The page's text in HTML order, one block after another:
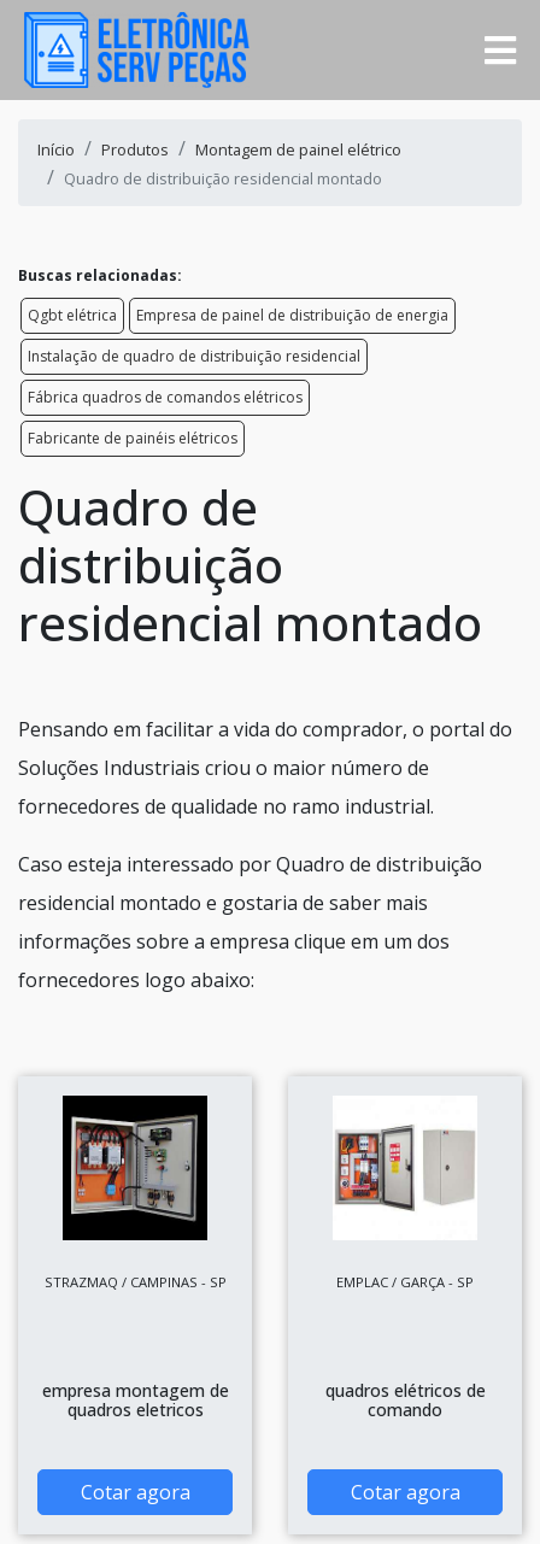
Início Produtos
Montagem de painel elétrico
Quadro de distribuição residencial montado
Buscas relacionadas:
Qgbt elétrica
Empresa de painel de distribuição de energia
Instalação de quadro de distribuição residencial
Fábrica quadros de comandos elétricos
Fabricante de painéis elétricos
Quadro de
distribuição
residencial montado
Pensando em facilitar a vida do comprador, o portal do
Soluções Industriais criou o maior número de
fornecedores de qualidade no ramo industrial.
Caso esteja interessado por Quadro de distribuição
residencial montado e gostaria de saber mais
informações sobre a empresa clique em um dos
fornecedores logo abaixo:
STRAZMAQ / CAMPINAS - SP
empresa montagem de
quadros eletricos
Cotar agora
EMPLAC / GARÇA - SP
quadros elétricos de
comando
Cotar agora